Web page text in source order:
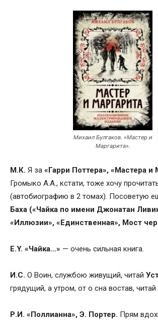
Михаил Булгаков. «Мастер и
Маргарита».
М.К. Я за «Гарри Поттера», «Мастера и
Громыко А.А., кстати, тоже хочу
(автобиографию в 2 томах). Посоветую
Баха («Чайка по имени Джонатан
«Иллюзии», «Единственная», Мост
E.Y. «Чайка…» — очень сильная книга.
И.С. О Воин, службою живущий, читай
грядущий, а утром, от о сна востав, читай
Р.И. «Поллианна», Э. Портер. Прям